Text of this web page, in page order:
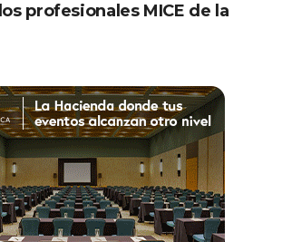
profesionales MICE de la